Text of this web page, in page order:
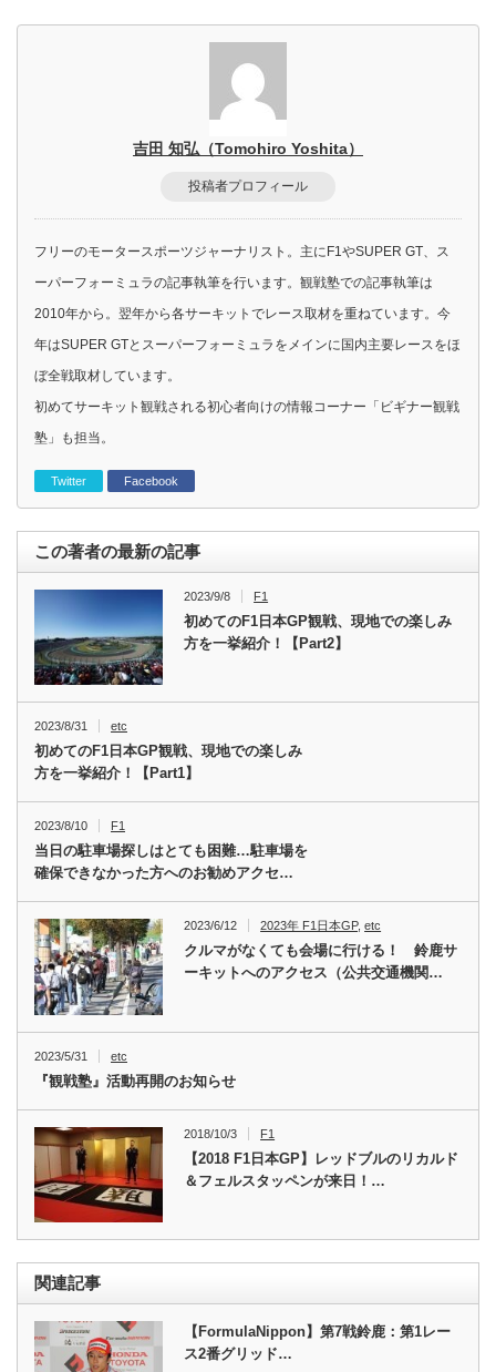
吉田 知弘（Tomohiro Yoshita）
投稿者プロフィール
フリーのモータースポーツジャーナリスト。主にF1やSUPER GT、ス
ーパーフォーミュラの記事執筆を行います。観戦塾での記事執筆は
2010年から。翌年から各サーキットでレース取材を重ねています。今
年はSUPER GTとスーパーフォーミュラをメインに国内主要レースをほ
ぼ全戦取材しています。
初めてサーキット観戦される初心者向けの情報コーナー「ビギナー観戦
塾」も担当。
Twitter Facebook
この著者の最新の記事
2023/9/8 F1
初めてのF1日本GP観戦、現地での楽しみ
方を一挙紹介！【Part2】
2023/8/31 etc
初めてのF1日本GP観戦、現地での楽しみ
方を一挙紹介！【Part1】
2023/8/10 F1
当日の駐車場探しはとても困難…駐車場を
確保できなかった方へのお勧めアクセ…
2023/6/12 2023年 F1日本GP,etc
クルマがなくても会場に行ける！ 鈴鹿サ
ーキットへのアクセス（公共交通機関…
2023/5/31 etc
『観戦塾』活動再開のお知らせ
2018/10/3 F1
【2018 F1日本GP】レッドブルのリカルド
＆フェルスタッペンが来日！…
関連記事
【FormulaNippon】第7戦鈴鹿：第1レー
ス2番グリッド…